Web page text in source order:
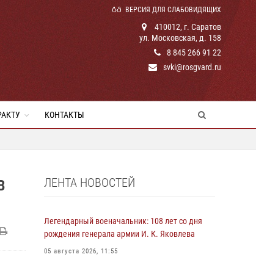
ВЕРСИЯ ДЛЯ СЛАБОВИДЯЩИХ
410012, г. Саратов
ул. Московская, д. 158
8 845 266 91 22
svki@rosgvard.ru
КОНТАКТЫ
ЛЕНТА НОВОСТЕЙ
Легендарный военачальник: 108 лет со дня
рождения генерала армии И. К. Яковлева
05 августа 2026, 11:55